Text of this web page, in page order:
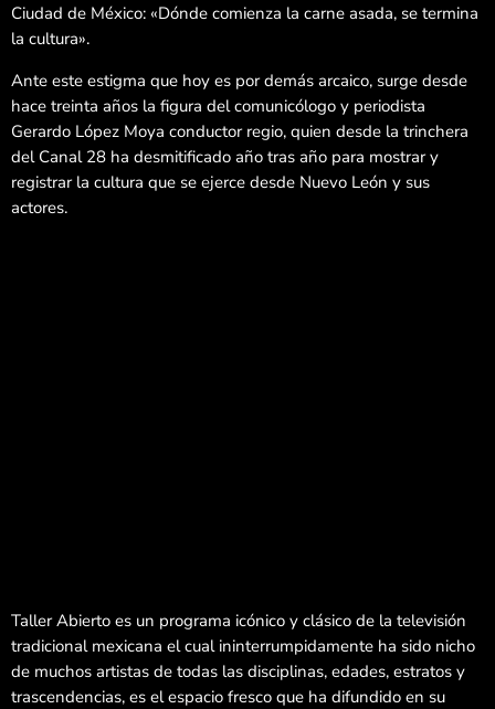
Ciudad de México: «Dónde comienza la carne asada, se termina
la cultura».
Ante este estigma que hoy es por demás arcaico, surge desde
hace treinta años la figura del comunicólogo y periodista
Gerardo López Moya conductor regio, quien desde la trinchera
del Canal 28 ha desmitificado año tras año para mostrar y
registrar la cultura que se ejerce desde Nuevo León y sus
actores.
Taller Abierto es un programa icónico y clásico de la televisión
tradicional mexicana el cual ininterrumpidamente ha sido nicho
de muchos artistas de todas las disciplinas, edades, estratos y
trascendencias, es el espacio fresco que ha difundido en su